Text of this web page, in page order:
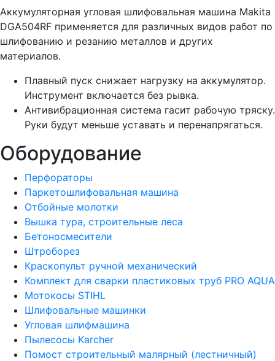
Аккумуляторная угловая шлифовальная машина Makita
DGA504RF применяется для различных видов работ по
шлифованию и резанию металлов и других
материалов.
Плавный пуск снижает нагрузку на аккумулятор.
Инструмент включается без рывка.
Антивибрационная система гасит рабочую тряску.
Руки будут меньше уставать и перенапрягаться.
Оборудование
Перфораторы
Паркетошлифовальная машина
Отбойные молотки
Вышка тура, строительные леса
Бетоносмесители
Штроборез
Краскопульт ручной механический
Комплект для сварки пластиковых труб PRO AQUA
Мотокосы STIHL
Шлифовальные машинки
Угловая шлифмашина
Пылесосы Karcher
Помост строительный малярный (лестничный)